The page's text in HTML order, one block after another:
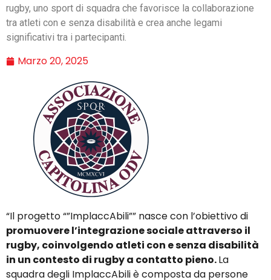
rugby, uno sport di squadra che favorisce la collaborazione
tra atleti con e senza disabilità e crea anche legami
significativi tra i partecipanti.
Marzo 20, 2025
“Il progetto “”ImplaccAbili”” nasce con l’obiettivo di
promuovere l’integrazione sociale attraverso il
rugby, coinvolgendo atleti con e senza disabilità
in un contesto di rugby a contatto pieno.La
squadra degli ImplaccAbili è composta da persone